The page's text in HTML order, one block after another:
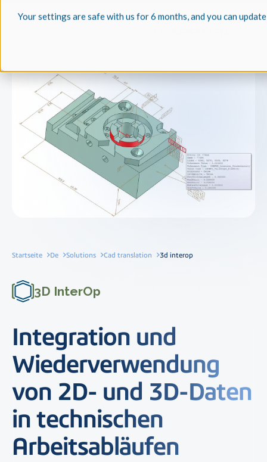
Your settings are safe with us for 6 months, and you can
Startseite De Solutions Cad translation 3d interop
3D InterOp
Integration und
Wiederverwendung
von 2D- und 3D-Daten
in technischen
Arbeitsabläufen